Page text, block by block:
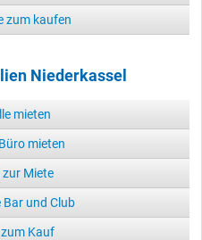
zum kaufen
Niederkassel
mieten
mieten
zur Miete
und Club
Kauf